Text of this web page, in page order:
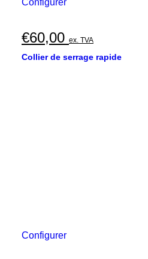
Configurer
€60,00 ex. TVA
Collier de serrage rapide
Configurer